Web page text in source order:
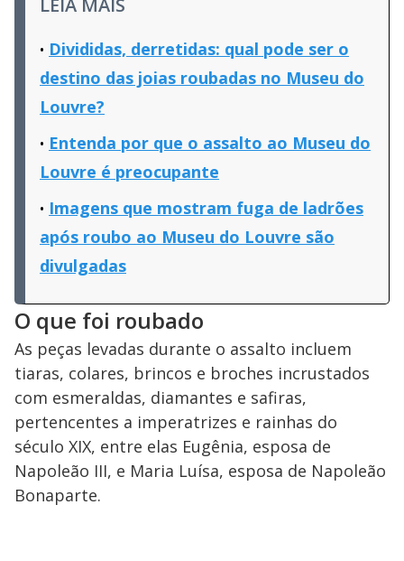
LEIA MAIS
Divididas, derretidas: qual pode ser o
destino das joias roubadas no Museu do
Louvre?
Entenda por que o assalto ao Museu do
Louvre é preocupante
Imagens que mostram fuga de ladrões
após roubo ao Museu do Louvre são
divulgadas
O que foi roubado
As peças levadas durante o assalto incluem
tiaras, colares, brincos e broches incrustados
com esmeraldas, diamantes e safiras,
pertencentes a imperatrizes e rainhas do
século XIX, entre elas Eugênia, esposa de
Napoleão III, e Maria Luísa, esposa de Napoleão
Bonaparte.